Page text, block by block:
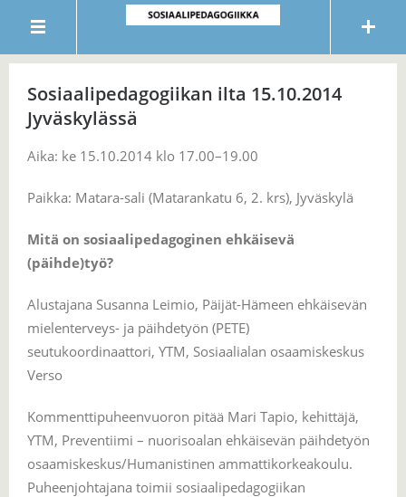
Sosiaalipedagogiikan ilta 15.10.2014
Jyväskylässä
Aika: ke 15.10.2014 klo 17.00–19.00
Paikka: Matara-sali (Matarankatu 6, 2. krs), Jyväskylä
Mitä on sosiaalipedagoginen ehkäisevä
(päihde)työ?
Alustajana Susanna Leimio, Päijät-Hämeen ehkäisevän
mielenterveys- ja päihdetyön (PETE)
seutukoordinaattori, YTM, Sosiaalialan osaamiskeskus
Verso
Kommenttipuheenvuoron pitää Mari Tapio, kehittäjä,
YTM, Preventiimi – nuorisoalan ehkäisevän päihde­työn
osaamiskeskus/Humanistinen ammattikorkea­koulu.
Puheenjohtajana toimii sosiaalipedagogiikan